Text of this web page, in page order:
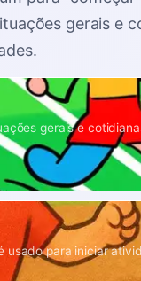
gerais e
.
gerais e
usado para iniciar